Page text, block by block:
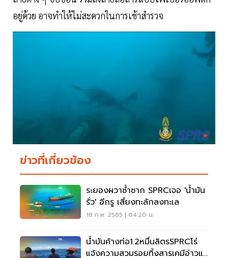
อยู่ด้วย อาจทำให้ไม่สะดวกในการเข้าสำรวจ
ข่าวที่เกี่ยวข้อง
ระยองผวาซ้ำซาก SPRCเจอ 'นํ้ามัน
รั่ว' อีกรู เสี่ยงทะลักลงทะเล
18 ก.พ. 2565 | 04:20 น.
น้ำมันค้างท่อ1.2หมื่นลิตรSPRCโร่
แจ้งความสวมรอยทิ้งสารเคมีอ่าวแม่